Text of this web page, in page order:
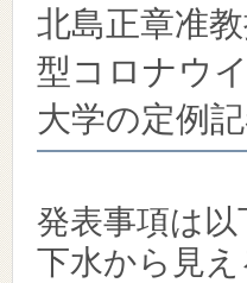
北島正章准
型コロナウ
大学の定例
発表事項は以
下水から見